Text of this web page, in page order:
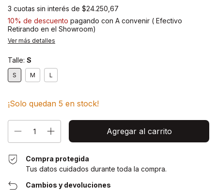
3 cuotas sin interés de $24.250,67
10% de descuento pagando con A convenir ( Efectivo
Retirando en el Showroom)
Ver más detalles
Talle: S
S M L
¡Solo quedan 5 en stock!
Compra protegida
Tus datos cuidados durante toda la compra.
Cambios y devoluciones